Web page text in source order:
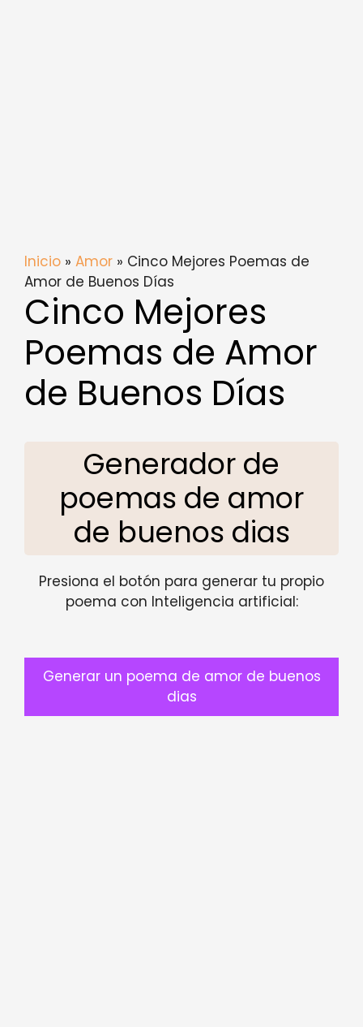
Inicio » Amor » Cinco Mejores Poemas de
Amor de Buenos Días
Cinco Mejores
Poemas de Amor
de Buenos Días
Generador de
poemas de amor
de buenos dias
Presiona el botón para generar tu propio
poema con Inteligencia artificial:
Generar un poema de amor de buenos
dias